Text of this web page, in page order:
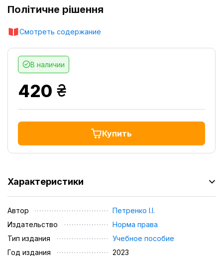
Політичне рішення
Смотреть содержание
В наличии
420 грн.
Купить
Характеристики
Автор
Петренко І.І.
Издательство
Норма права
Тип издания
Учебное пособие
Год издания
2023